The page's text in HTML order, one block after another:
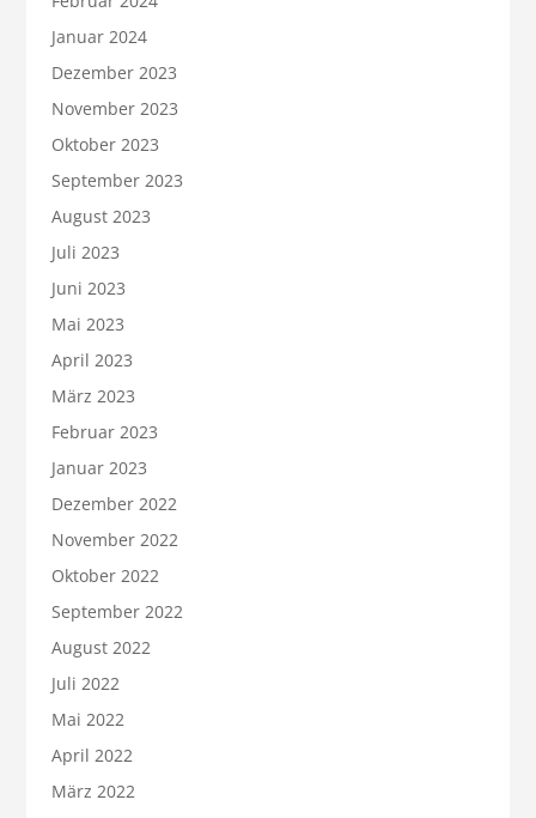
Januar 2024
Dezember 2023
November 2023
Oktober 2023
September 2023
August 2023
Juli 2023
Juni 2023
Mai 2023
April 2023
März 2023
Februar 2023
Januar 2023
Dezember 2022
November 2022
Oktober 2022
September 2022
August 2022
Juli 2022
Mai 2022
April 2022
März 2022